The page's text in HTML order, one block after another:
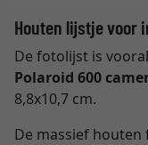
Houten lijstje voor
De fotolijst is
Polaroid 600
8,8x10,7 cm.
De massief